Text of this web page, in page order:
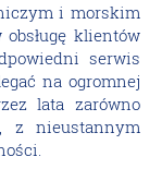
i morskim
klientów
serwis
na ogromnej
lata zarówno
z nieustannym